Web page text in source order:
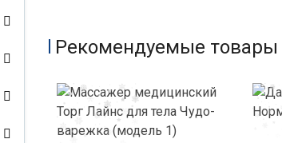
Рекомендуемые товары